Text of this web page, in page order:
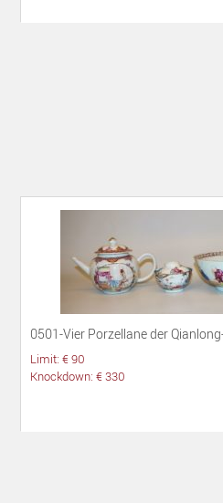
0501-Vier Porzellane der
Limit: € 90
Knockdown: € 330